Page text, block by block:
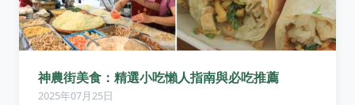
神農街美食：精選小吃懶人指南與必吃推薦
2025年07月25日